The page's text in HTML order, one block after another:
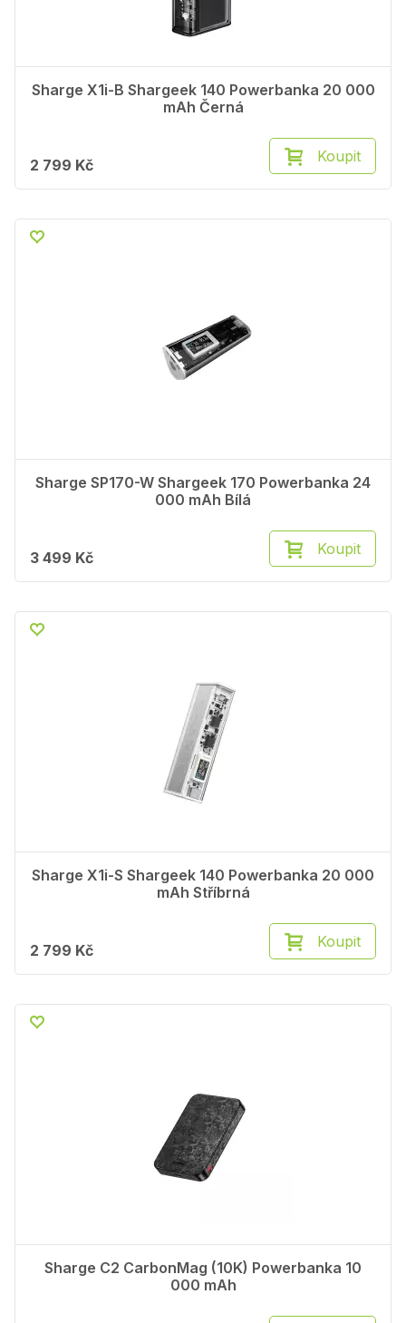
Sharge X1i-B Shargeek 140 Powerbanka 20 000
mAh Černá
2 799 Kč Koupit
Sharge SP170-W Shargeek 170 Powerbanka 24
000 mAh Bílá
3 499 Kč Koupit
Sharge X1i-S Shargeek 140 Powerbanka 20 000
mAh Stříbrná
2 799 Kč Koupit
Sharge C2 CarbonMag (10K) Powerbanka 10
000 mAh